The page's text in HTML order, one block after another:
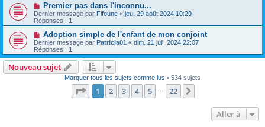
Premier pas dans l'inconnu...
Dernier message par Fifoune « jeu. 29 août 2024 10:29
Réponses : 1
Adoption simple de l'enfant de mon conjoint
Dernier message par Patricia01 « dim. 21 juil. 2024 22:07
Réponses : 1
Nouveau sujet
Marquer tous les sujets comme lus • 534 sujets
Page 1sur22
1 2 3 4 5 22
Aller à